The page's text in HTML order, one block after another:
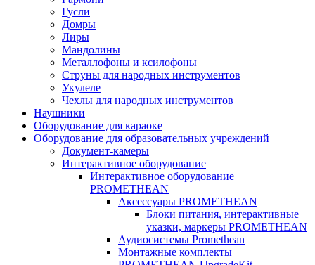
Гусли
Домры
Лиры
Мандолины
Металлофоны и ксилофоны
Струны для народных инструментов
Укулеле
Чехлы для народных инструментов
Наушники
Оборудование для караоке
Оборудование для образовательных учреждений
Документ-камеры
Интерактивное оборудование
Интерактивное оборудование
PROMETHEAN
Аксессуары PROMETHEAN
Блоки питания, интерактивные
указки, маркеры PROMETHEAN
Аудиосистемы Promethean
Монтажные комплекты